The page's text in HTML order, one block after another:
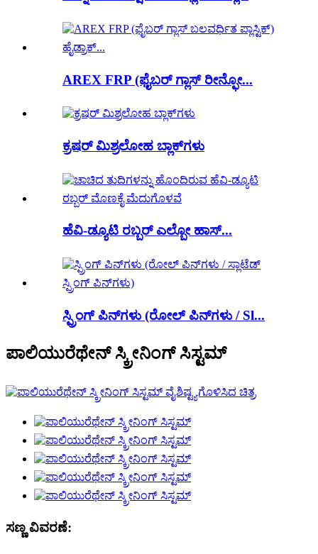
AREX FRP (ಫೈಬರ್ ಗ್ಲಾಸ್ ರೀನ್ಫೋ...
ಕ್ರಷರ್ ಮಿಶ್ರಲೋಹ ಬ್ಲಾಕ್‌ಗಳು
ಹೆವಿ-ಡ್ಯೂಟಿ ರಬ್ಬರ್ ಎಲ್ಬೋ ಹಾಸ್...
ಸ್ಪ್ರಿಂಗ್ ಪಿನ್‌ಗಳು (ರೋಲ್ ಪಿನ್‌ಗಳು / Sl...
ಪಾಲಿಯುರೆಥೇನ್ ಸ್ಕ್ರೀನಿಂಗ್ ಸಿಸ್ಟಮ್
ಸಣ್ಣ ವಿವರಣೆ: